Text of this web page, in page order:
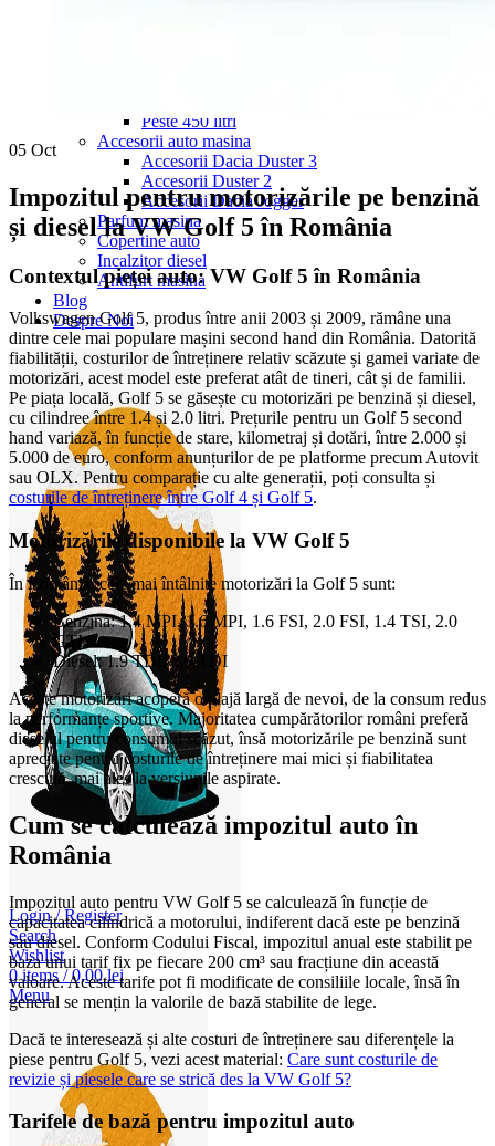
Peste 450 litri
Accesorii auto masina
Accesorii Dacia Duster 3
Accesorii Duster 2
Accesorii Dacia Jogger
Parfum masina
Copertine auto
Incalzitor diesel
Antifurt masina
Blog
Despre Noi
Login / Register
Search
Wishlist
0items / 0,00lei
Menu
05 Oct
Impozitul pentru motorizările pe benzină
și diesel la VW Golf 5 în România
Contextul pieței auto: VW Golf 5 în România
Volkswagen Golf 5, produs între anii 2003 și 2009, rămâne una
dintre cele mai populare mașini second hand din România. Datorită
fiabilității, costurilor de întreținere relativ scăzute și gamei variate de
motorizări, acest model este preferat atât de tineri, cât și de familii.
Pe piața locală, Golf 5 se găsește cu motorizări pe benzină și diesel,
cu cilindree între 1.4 și 2.0 litri. Prețurile pentru un Golf 5 second
hand variază, în funcție de stare, kilometraj și dotări, între 2.000 și
5.000 de euro, conform anunțurilor de pe platforme precum Autovit
sau OLX. Pentru comparație cu alte generații, poți consulta și
costurile de întreținere între Golf 4 și Golf 5.
Motorizările disponibile la VW Golf 5
În România, cele mai întâlnite motorizări la Golf 5 sunt:
Benzină: 1.4 MPI, 1.6 MPI, 1.6 FSI, 2.0 FSI, 1.4 TSI, 2.0
GTI
Diesel: 1.9 TDI, 2.0 TDI
Aceste motorizări acoperă o plajă largă de nevoi, de la consum redus
la performanțe sportive. Majoritatea cumpărătorilor români preferă
dieselul pentru consumul scăzut, însă motorizările pe benzină sunt
apreciate pentru costurile de întreținere mai mici și fiabilitatea
crescută, mai ales la versiunile aspirate.
Cum se calculează impozitul auto în
România
Impozitul auto pentru VW Golf 5 se calculează în funcție de
capacitatea cilindrică a motorului, indiferent dacă este pe benzină
sau diesel. Conform Codului Fiscal, impozitul anual este stabilit pe
baza unui tarif fix pe fiecare 200 cm³ sau fracțiune din această
valoare. Aceste tarife pot fi modificate de consiliile locale, însă în
general se mențin la valorile de bază stabilite de lege.
Dacă te interesează și alte costuri de întreținere sau diferențele la
piese pentru Golf 5, vezi acest material: Care sunt costurile de
revizie și piesele care se strică des la VW Golf 5?
Tarifele de bază pentru impozitul auto